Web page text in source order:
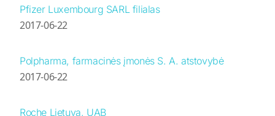
Pfizer Luxembourg SARL filialas
2017-06-22
Polpharma, farmacinės įmonės S. A. atstovybė
2017-06-22
Roche Lietuva, UAB